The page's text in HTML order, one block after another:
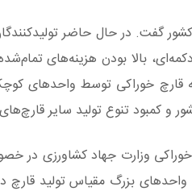
کشور گفت. در حال حاضر
بالا بودن هزینه‌های
قارچ خوراکی توسط واحدهای
و کمبود تنوع تولید سایر
بزرگ مقیاس تولید قارچ